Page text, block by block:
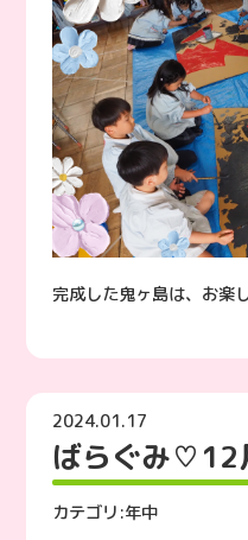
完成した鬼ヶ島は、お楽
2024.01.17
ばらぐみ♡12
カテゴリ:年中